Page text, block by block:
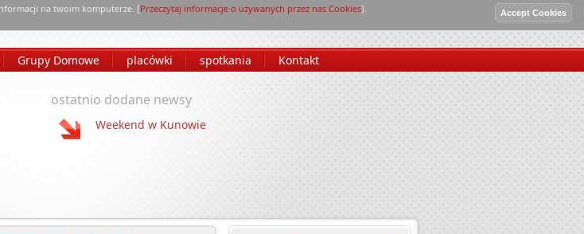
Grupy Domowe placówki spotkania Kontakt
Poczta
ostatnio dodane newsy
Weekend w Kunowie
na twoim komputerze. [Przeczytaj informacje o używanych przez nas Cookies].